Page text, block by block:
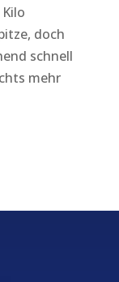
doch
schnell
mehr